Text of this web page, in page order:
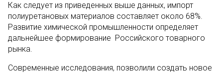
Как следует из приведенных выше данных, импорт
полиуретановых материалов составляет около 68%.
Развитие химической промышленности определяет
дальнейшее формирование Российского товарного
рынка.
Современные исследования, позволили создать новое